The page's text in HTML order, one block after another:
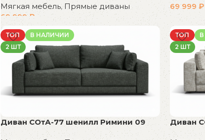
Мягкая мебель,Прямые диваны
69 999₽
В корзину
69 999 ₽
В
ТОП
В НАЛИЧИИ
2 ШТ
Диван СОтА-77 шенилл Римини 09
ТОП
2 ШТ
Диван